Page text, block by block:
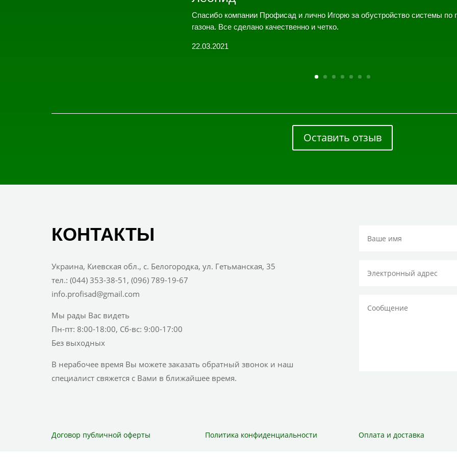
Спасибо компании Профисад и лично Игорю за обустройство системы по
газона. Все сделано качественно и четко.
22.03.2021
Оставить отзыв
КОНТАКТЫ
Украина, Киевская обл., с. Белогородка, ул. Гетьманская, 35
тел.: (044) 353-38-51, (096) 789-19-67
info.profisad@gmail.com
Мы рады Вас видеть
Пн-пт: 8:00-18:00, Сб-вс: 9:00-17:00
Без выходных
В нерабочее время Вы можете заказать обратный звонок и наш
специалист свяжется с Вами в ближайшее время.
Договор публичной оферты Политика конфиденциальности Оплата и доставка